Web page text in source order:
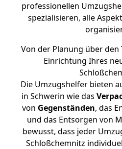
professionellen
spezialisieren, alle
Von der Planung über
Einrichtung Ihres
Die Umzugshelfer bieten
in Schwerin wie das
von Gegenständen, das
und das Entsorgen von
bewusst, dass jeder
Schloßchemnitz